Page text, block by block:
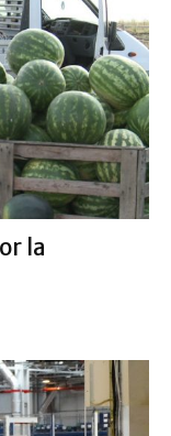
la